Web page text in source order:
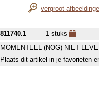
vergroot
811740.1
1 stuks
MOMENTEEL (NOG) NIET
Plaats dit artikel in je favorieten